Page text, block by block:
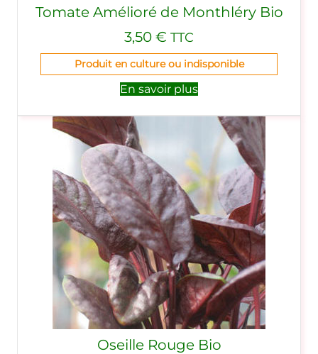
Tomate Amélioré de Monthléry Bio
3,50 € TTC
Produit en culture ou indisponible
En savoir plus
Oseille Rouge Bio